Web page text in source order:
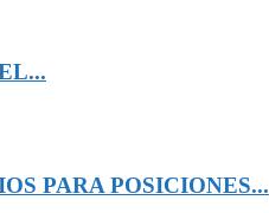
PARA POSICIONES...